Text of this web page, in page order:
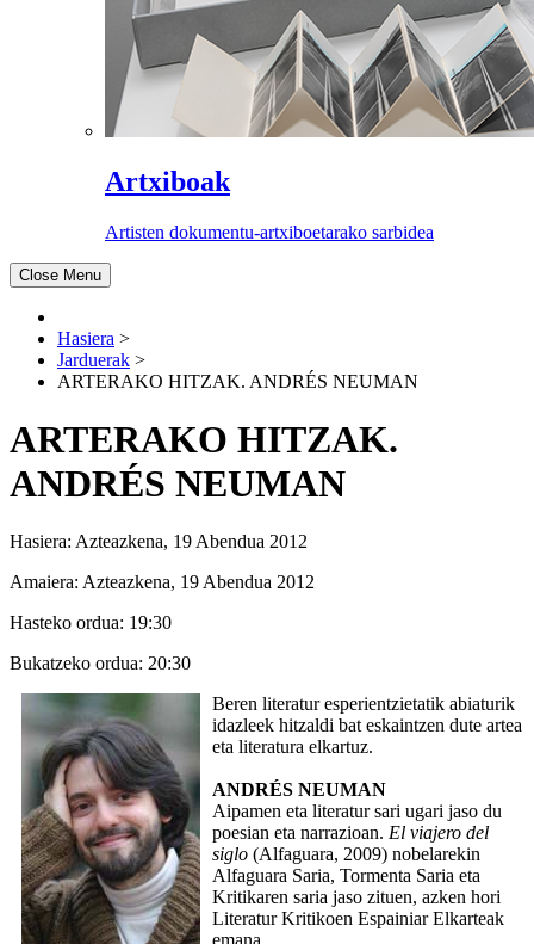
Artxiboak
Artisten dokumentu-artxiboetarako sarbidea
Close Menu
Hasiera >
Jarduerak >
ARTERAKO HITZAK. ANDRÉS NEUMAN
ARTERAKO HITZAK.
ANDRÉS NEUMAN
Hasiera: Azteazkena, 19 Abendua 2012
Amaiera: Azteazkena, 19 Abendua 2012
Hasteko ordua: 19:30
Bukatzeko ordua: 20:30
Beren literatur esperientzietatik abiaturik
idazleek hitzaldi bat eskaintzen dute artea
eta literatura elkartuz.
ANDRÉS NEUMAN
Aipamen eta literatur sari ugari jaso du
poesian eta narrazioan. El viajero del
siglo (Alfaguara, 2009) nobelarekin
Alfaguara Saria, Tormenta Saria eta
Kritikaren saria jaso zituen, azken hori
Literatur Kritikoen Espainiar Elkarteak